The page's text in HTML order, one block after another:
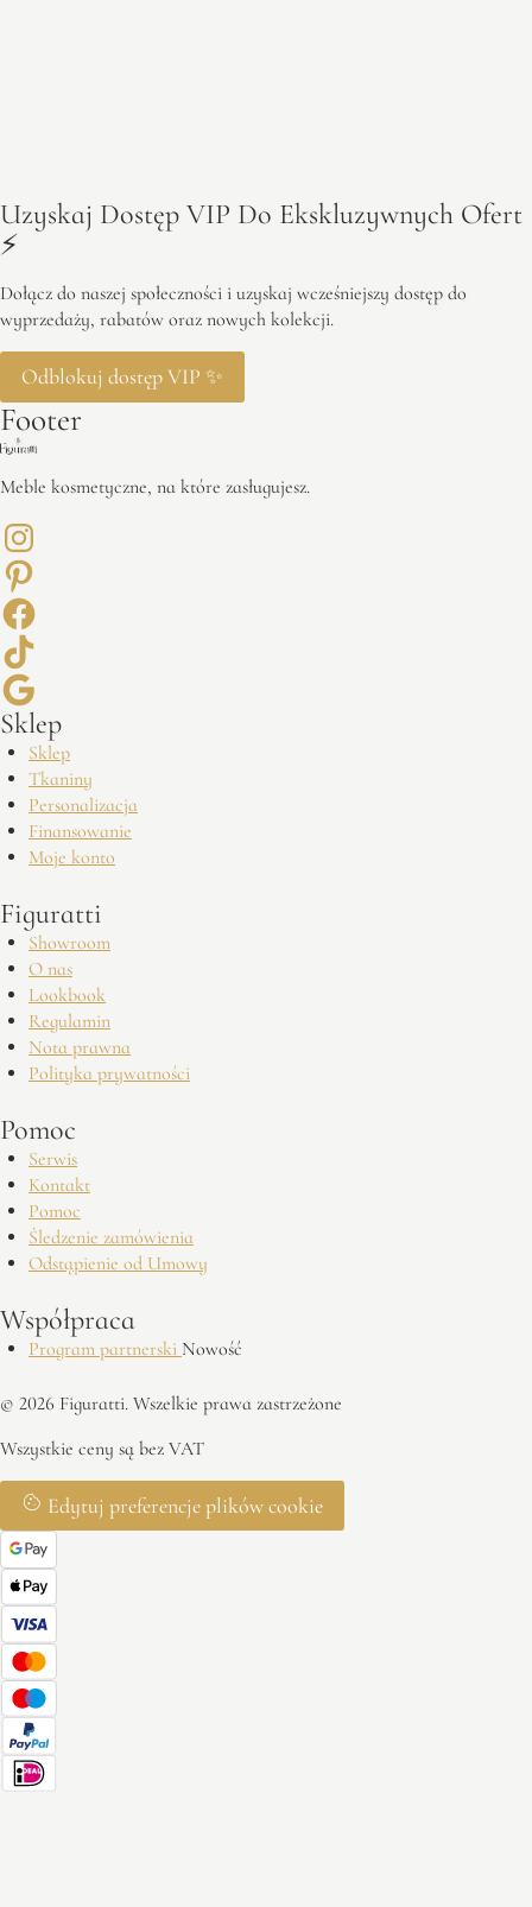
Uzyskaj Dostęp VIP Do Ekskluzywnych Ofert
⚡️
Dołącz do naszej społeczności i uzyskaj wcześniejszy dostęp do
wyprzedaży, rabatów oraz nowych kolekcji.
Odblokuj dostęp VIP ✨
Footer
Meble kosmetyczne, na które zasługujesz.
Sklep
Sklep
Tkaniny
Personalizacja
Finansowanie
Moje konto
Figuratti
Showroom
O nas
Lookbook
Regulamin
Nota prawna
Polityka prywatności
Pomoc
Serwis
Kontakt
Pomoc
Śledzenie zamówienia
Odstąpienie od Umowy
Współpraca
Program partnerski Nowość
© 2026 Figuratti. Wszelkie prawa zastrzeżone
Wszystkie ceny są bez VAT
Edytuj preferencje plików cookie